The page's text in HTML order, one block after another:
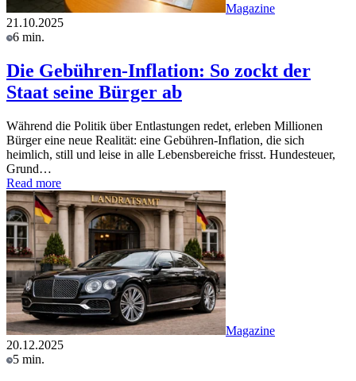
Magazine
21.10.2025
6 min.
Die Gebühren-Inflation: So zockt der
Staat seine Bürger ab
Während die Politik über Entlastungen redet, erleben Millionen
Bürger eine neue Realität: eine Gebühren-Inflation, die sich
heimlich, still und leise in alle Lebensbereiche frisst. Hundesteuer,
Grund…
Read more
Magazine
20.12.2025
5 min.